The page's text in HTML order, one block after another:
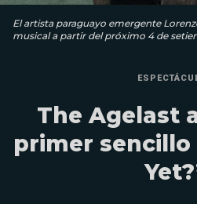
El artista paraguayo emergente
musical a partir del próximo 4 de
The Agelast
primer sencillo